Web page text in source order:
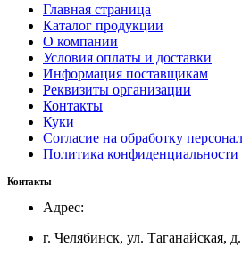
Главная страница
Каталог продукции
О компании
Условия оплаты и доставки
Информация поставщикам
Реквизиты организации
Контакты
Куки
Согласие на обработку
Политика конфиденциальности
Контакты
Адрес:
г. Челябинск, ул. Таганайская,